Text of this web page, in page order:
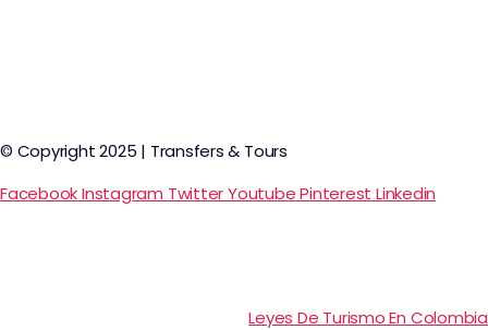
© Copyright 2025 | Transfers & Tours
FacebookInstagram TwitterYoutubePinterest Linkedin
Leyes De Turismo En Colombia